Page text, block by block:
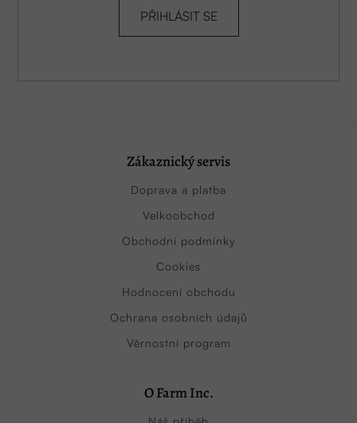
PŘIHLÁSIT SE
Zákaznický servis
Doprava a platba
Velkoobchod
Obchodní podmínky
Cookies
Hodnocení obchodu
Ochrana osobních údajů
Věrnostní program
O Farm Inc.